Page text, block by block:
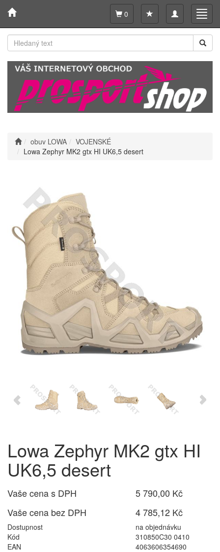
Toggle
navigation
0
obuv LOWA
VOJENSKÉ
Lowa Zephyr MK2 gtx HI UK6,5 desert
Lowa Zephyr MK2 gtx HI
UK6,5 desert
Vaše cena s DPH
5 790,00 Kč
Vaše cena bez DPH
4 785,12 Kč
Dostupnost
na objednávku
Kód
310850C30 0410
EAN
4063606354690